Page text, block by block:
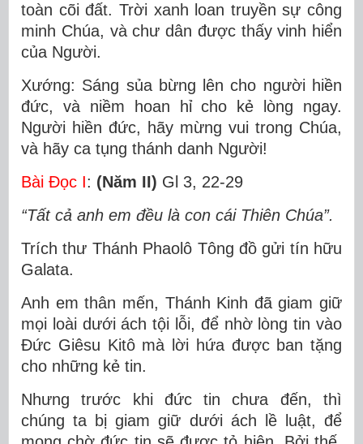
toàn cõi đất. Trời xanh loan truyền sự công
minh Chúa, và chư dân được thấy vinh hiển
của Người.
Xướng: Sáng sủa bừng lên cho người hiền
đức, và niềm hoan hỉ cho kẻ lòng ngay.
Người hiền đức, hãy mừng vui trong Chúa,
và hãy ca tụng thánh danh Người!
Bài Ðọc I: (Năm II) Gl 3, 22-29
“Tất cả anh em đều là con cái Thiên Chúa”.
Trích thư Thánh Phaolô Tông đồ gửi tín hữu
Galata.
Anh em thân mến, Thánh Kinh đã giam giữ
mọi loài dưới ách tội lỗi, để nhờ lòng tin vào
Ðức Giêsu Kitô mà lời hứa được ban tặng
cho những kẻ tin.
Nhưng trước khi đức tin chưa đến, thì
chúng ta bị giam giữ dưới ách lề luật, để